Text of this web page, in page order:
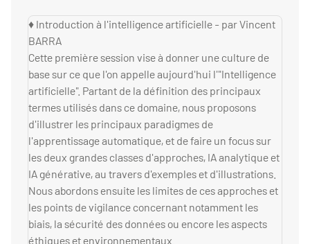
♦ Introduction à l'intelligence artificielle - par Vincent
BARRA
Cette première session vise à donner une culture de
base sur ce que l'on appelle aujourd'hui l'"Intelligence
artificielle". Partant de la définition des principaux
termes utilisés dans ce domaine, nous proposons
d'illustrer les principaux paradigmes de
l'apprentissage automatique, et de faire un focus sur
les deux grandes classes d'approches, IA analytique et
IA générative, au travers d'exemples et d'illustrations.
Nous abordons ensuite les limites de ces approches et
les points de vigilance concernant notamment les
biais, la sécurité des données ou encore les aspects
éthiques et environnementaux.